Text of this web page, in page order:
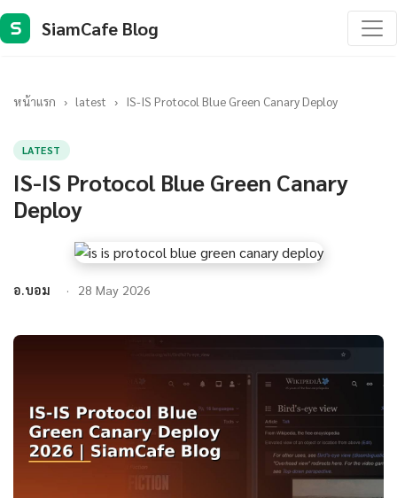
S SiamCafe Blog
หน้าแรก › latest › IS-IS Protocol Blue Green Canary Deploy
LATEST
IS-IS Protocol Blue Green Canary
Deploy
อ.บอม 28 May 2026